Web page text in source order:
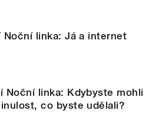
linka: Já a internet
Noční linka: Kdybyste mohli
co byste udělali?